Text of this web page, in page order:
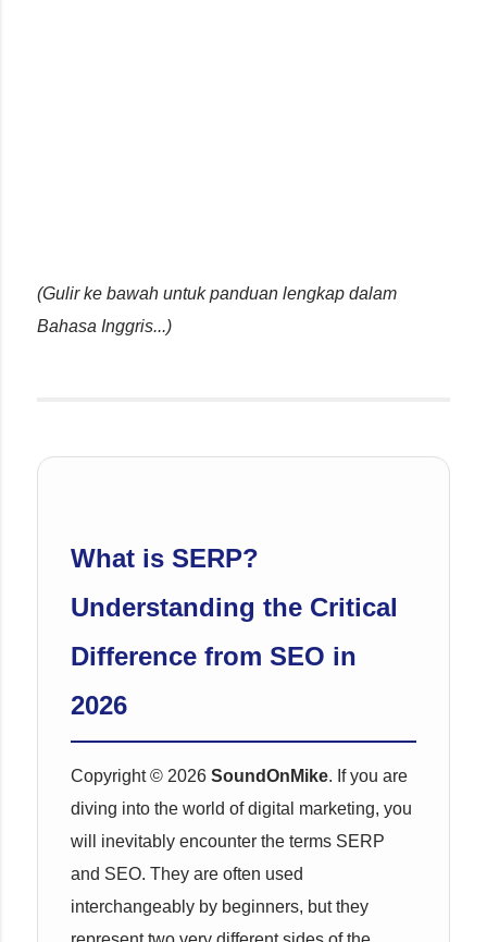
(Gulir ke bawah untuk panduan lengkap dalam
Bahasa Inggris...)
What is SERP?
Understanding the Critical
Difference from SEO in
2026
Copyright © 2026 SoundOnMike. If you are
diving into the world of digital marketing, you
will inevitably encounter the terms SERP
and SEO. They are often used
interchangeably by beginners, but they